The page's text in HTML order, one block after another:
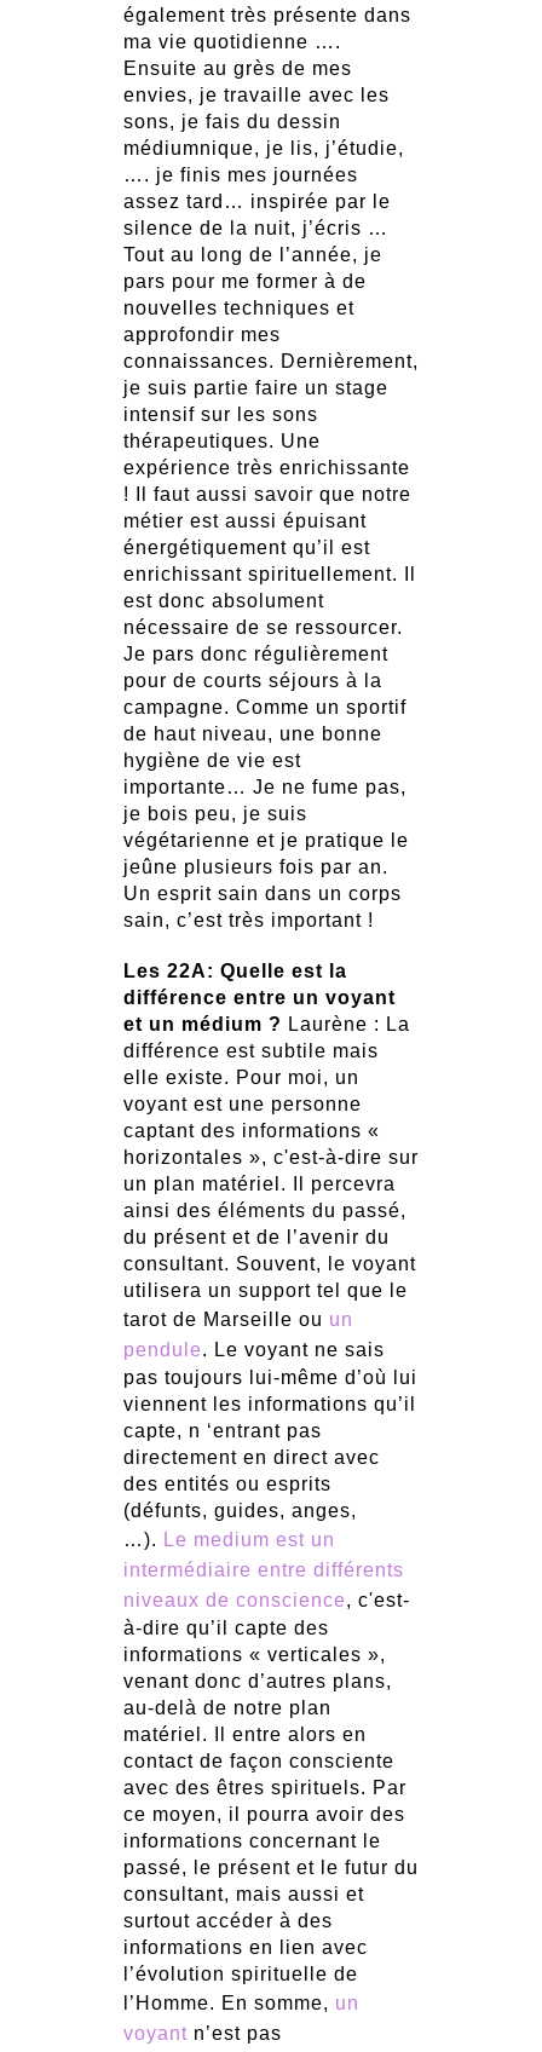
également très présente dans
ma vie quotidienne ….
Ensuite au grès de mes
envies, je travaille avec les
sons, je fais du dessin
médiumnique, je lis, j’étudie,
…. je finis mes journées
assez tard… inspirée par le
silence de la nuit, j’écris …
Tout au long de l’année, je
pars pour me former à de
nouvelles techniques et
approfondir mes
connaissances. Dernièrement,
je suis partie faire un stage
intensif sur les sons
thérapeutiques. Une
expérience très enrichissante
! Il faut aussi savoir que notre
métier est aussi épuisant
énergétiquement qu’il est
enrichissant spirituellement. Il
est donc absolument
nécessaire de se ressourcer.
Je pars donc régulièrement
pour de courts séjours à la
campagne. Comme un sportif
de haut niveau, une bonne
hygiène de vie est
importante… Je ne fume pas,
je bois peu, je suis
végétarienne et je pratique le
jeûne plusieurs fois par an.
Un esprit sain dans un corps
sain, c’est très important !
Les 22A: Quelle est la
différence entre un voyant
et un médium ? Laurène : La
différence est subtile mais
elle existe. Pour moi, un
voyant est une personne
captant des informations «
horizontales », c'est-à-dire sur
un plan matériel. Il percevra
ainsi des éléments du passé,
du présent et de l’avenir du
consultant. Souvent, le voyant
utilisera un support tel que le
tarot de Marseille ou un
pendule. Le voyant ne sais
pas toujours lui-même d’où lui
viennent les informations qu’il
capte, n ‘entrant pas
directement en direct avec
des entités ou esprits
(défunts, guides, anges,
…). Le medium est un
intermédiaire entre différents
niveaux de conscience, c'est-
à-dire qu’il capte des
informations « verticales »,
venant donc d’autres plans,
au-delà de notre plan
matériel. Il entre alors en
contact de façon consciente
avec des êtres spirituels. Par
ce moyen, il pourra avoir des
informations concernant le
passé, le présent et le futur du
consultant, mais aussi et
surtout accéder à des
informations en lien avec
l’évolution spirituelle de
l’Homme. En somme, un
voyantn’est pas